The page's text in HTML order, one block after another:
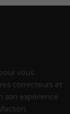
vous
correcteurs et
son expérience